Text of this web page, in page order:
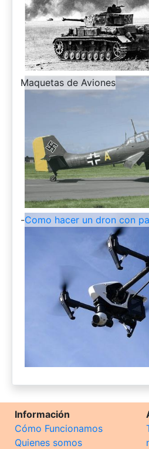
-
Maquetas de Aviones
-Como hacer un dron con
Información
Cómo Funcionamos
Quienes somos